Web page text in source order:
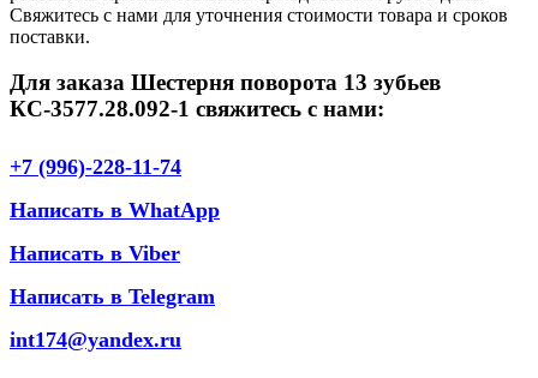
Свяжитесь с нами для уточнения стоимости товара и сроков
поставки.
Для заказа Шестерня поворота 13 зубьев
КС-3577.28.092-1 свяжитесь с нами:
+7 (996)-228-11-74
Написать в WhatApp
Написать в Viber
Написать в Telegram
int174@yandex.ru